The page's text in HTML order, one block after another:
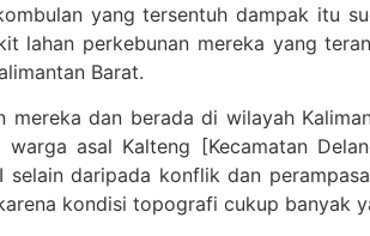
yang tersentuh dampak itu
lahan perkebunan mereka yang
Barat.
dan berada di wilayah
asal Kalteng [Kecamatan
daripada konflik dan
kondisi topografi cukup banyak